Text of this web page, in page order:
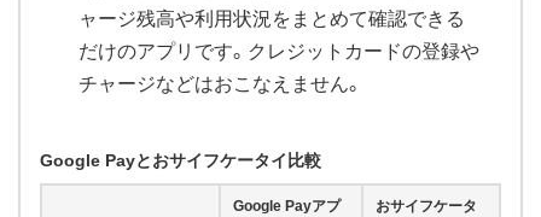
ャージ残高や利用状況をまとめて確認できる
だけのアプリです。クレジットカードの登録や
チャージなどはおこなえません。
Google Payとおサイフケータイ比較
Google Payアプ
おサイフケータ